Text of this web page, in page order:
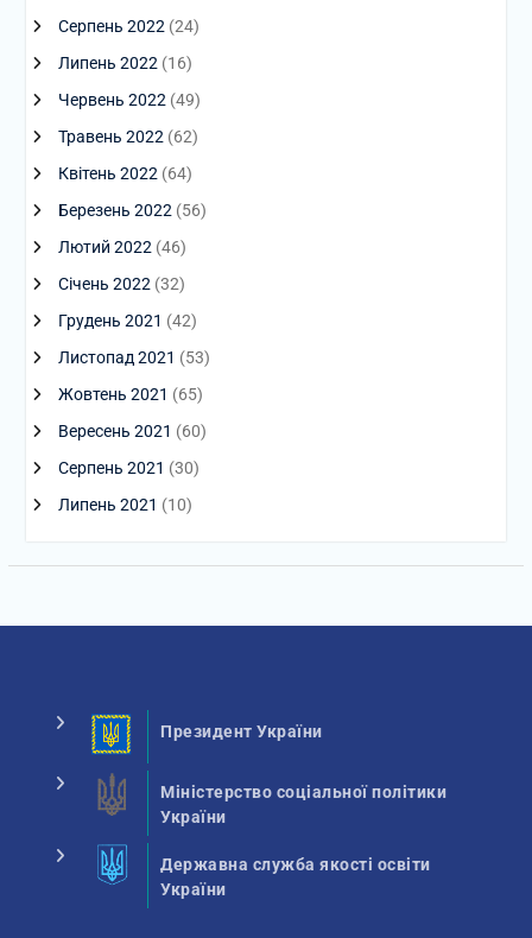
Серпень 2022 (24)
Липень 2022 (16)
Червень 2022 (49)
Травень 2022 (62)
Квітень 2022 (64)
Березень 2022 (56)
Лютий 2022 (46)
Січень 2022 (32)
Грудень 2021 (42)
Листопад 2021 (53)
Жовтень 2021 (65)
Вересень 2021 (60)
Серпень 2021 (30)
Липень 2021 (10)
Президент України
Міністерство соціальної політики
України
Державна служба якості освіти
України